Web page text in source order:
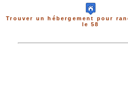
Trouver un hébergement pour
le 58